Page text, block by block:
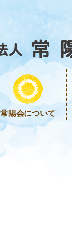
常陽会について